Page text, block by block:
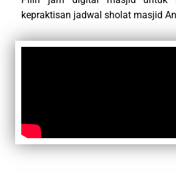
kepraktisan jadwal sholat masjid